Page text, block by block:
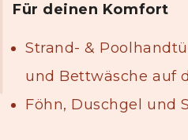
Für deinen Komfort
Strand- &
und Bettwäsche auf
Föhn, Duschgel und